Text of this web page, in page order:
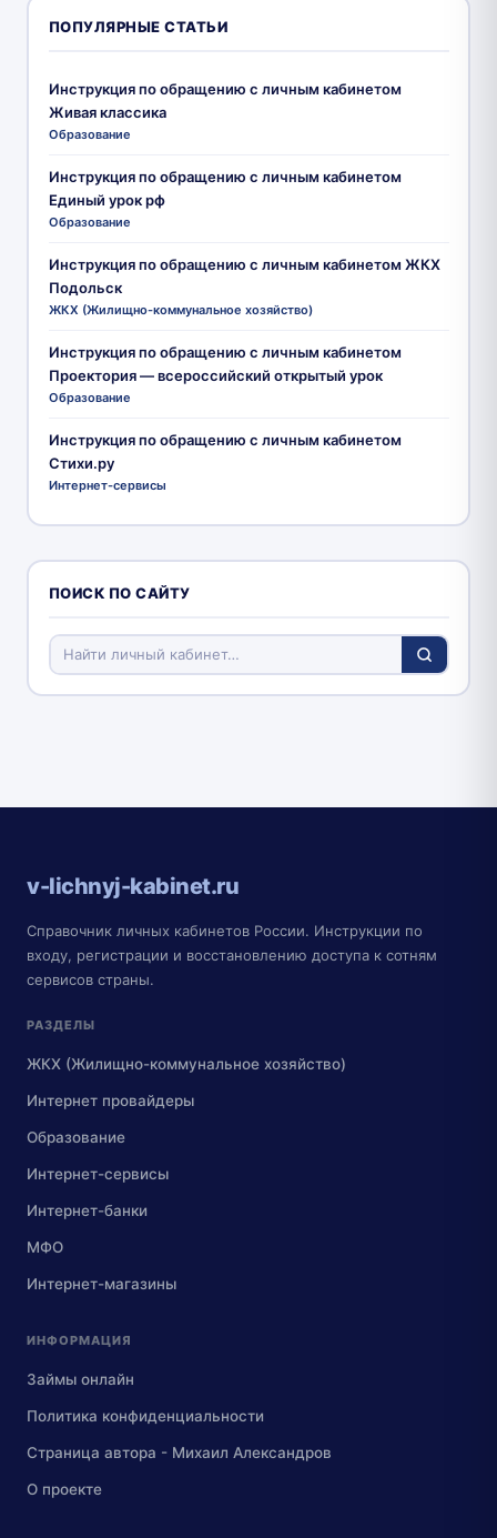
ПОПУЛЯРНЫЕ СТАТЬИ
Инструкция по обращению с личным кабинетом
Живая классика
Образование
Инструкция по обращению с личным кабинетом
Единый урок рф
Образование
Инструкция по обращению с личным кабинетом ЖКХ
Подольск
ЖКХ (Жилищно-коммунальное хозяйство)
Инструкция по обращению с личным кабинетом
Проектория — всероссийский открытый урок
Образование
Инструкция по обращению с личным кабинетом
Стихи.ру
Интернет-сервисы
ПОИСК ПО САЙТУ
v-lichnyj-kabinet.ru
Справочник личных кабинетов России. Инструкции по
входу, регистрации и восстановлению доступа к сотням
сервисов страны.
РАЗДЕЛЫ
ЖКХ (Жилищно-коммунальное хозяйство)
Интернет провайдеры
Образование
Интернет-сервисы
Интернет-банки
МФО
Интернет-магазины
ИНФОРМАЦИЯ
Займы онлайн
Политика конфиденциальности
Страница автора - Михаил Александров
О проекте